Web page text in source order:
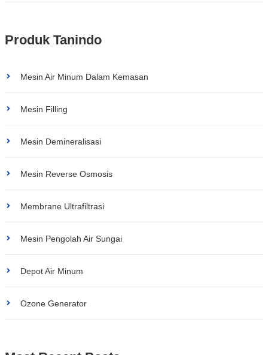
Produk Tanindo
Mesin Air Minum Dalam Kemasan
Mesin Filling
Mesin Demineralisasi
Mesin Reverse Osmosis
Membrane Ultrafiltrasi
Mesin Pengolah Air Sungai
Depot Air Minum
Ozone Generator